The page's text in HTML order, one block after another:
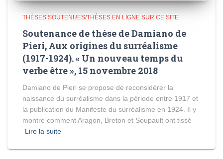
THÈSES SOUTENUES/THÈSES EN LIGNE SUR CE SITE
Soutenance de thèse de Damiano de
Pieri, Aux origines du surréalisme
(1917-1924). « Un nouveau temps du
verbe être », 15 novembre 2018
Damiano de Pieri se propose de reconsidérer la
naissance du surréalisme dans la période entre 1917 et
la publication du Manifeste du surréalisme en 1924. Il y
montre comment Aragon, Breton et Soupault ont tissé
Lire la suite